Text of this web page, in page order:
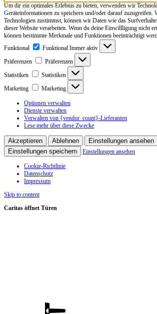
Um dir ein optimales Erlebnis zu bieten, verwenden wir
Geräteinformationen zu speichern und/oder darauf zuzugreifen.
Technologien zustimmst, können wir Daten wie das
dieser Website verarbeiten. Wenn du deine Einwillligung nicht
können bestimmte Merkmale und Funktionen beeinträchtigt
Funktional
Funktional Immer aktiv
Präferenzen
Präferenzen
Statistiken
Statistiken
Marketing
Marketing
Optionen verwalten
Dienste verwalten
Verwalten von {vendor_count}-Lieferanten
Lese mehr über diese Zwecke
Akzeptieren Ablehnen
Einstellungen ansehen
Einstellungen speichern
Einstellungen ansehen
Cookie-Richtlinie
Datenschutz
Impressum
Skip to content
Caritas öffnet Türen